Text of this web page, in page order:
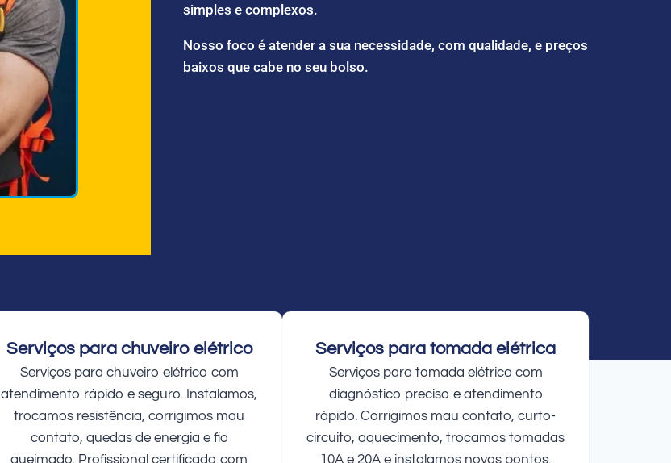
simples e complexos.
Nosso foco é atender a sua necessidade, com qualidade, e preços
baixos que cabe no seu bolso.
Serviços para chuveiro elétrico
Serviços para chuveiro elétrico com
atendimento rápido e seguro. Instalamos,
trocamos resistência, corrigimos mau
contato, quedas de energia e fio
queimado. Profissional certificado com
Serviços para tomada elétrica
Serviços para tomada elétrica com
diagnóstico preciso e atendimento
rápido. Corrigimos mau contato, curto-
circuito, aquecimento, trocamos tomadas
10A e 20A e instalamos novos pontos.